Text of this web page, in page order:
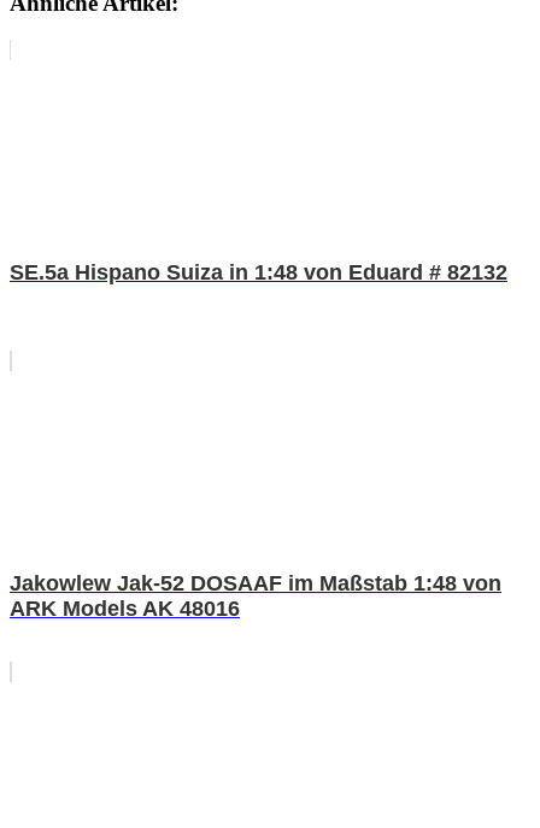
SE.5a Hispano Suiza in 1:48 von Eduard # 82132
Jakowlew Jak-52 DOSAAF im Maßstab 1:48 von
ARK Models AK 48016